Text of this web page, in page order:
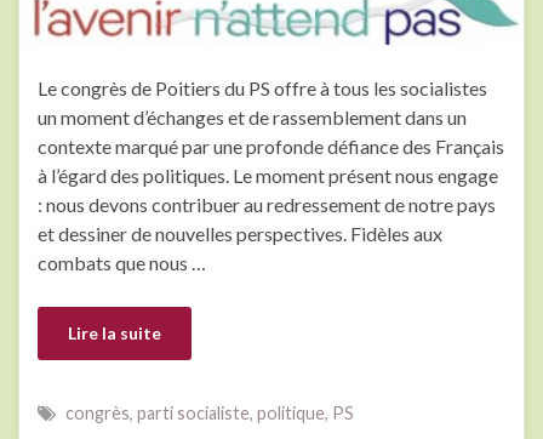
Le congrès de Poitiers du PS offre à tous les socialistes
un moment d’échanges et de rassemblement dans un
contexte marqué par une profonde défiance des Français
à l’égard des politiques. Le moment présent nous engage
: nous devons contribuer au redressement de notre pays
et dessiner de nouvelles perspectives. Fidèles aux
combats que nous …
Lire la suite
congrès, parti socialiste, politique, PS